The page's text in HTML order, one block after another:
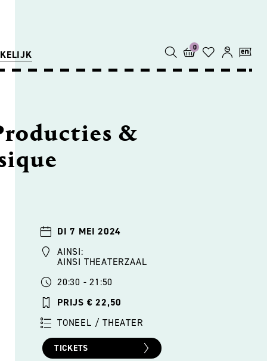
0
&
DI 7 MEI 2024
AINSI:
AINSI THEATERZAAL
20:30 - 21:50
PRIJS € 22,50
TONEEL / THEATER
TICKETS